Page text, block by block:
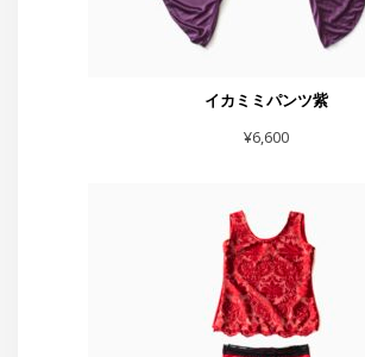
赤フレアーハート付きスカート
¥5,500